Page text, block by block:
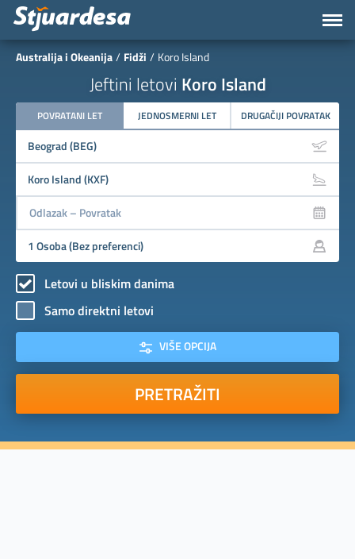
Australija i Okeanija Fidži Koro Island
Jeftini letovi Koro Island
POVRATANI LET JEDNOSMERNI LET DRUGAČIJI POVRATAK
Letovi u bliskim danima
Samo direktni letovi
VIŠE OPCIJA
PRETRAŽITI